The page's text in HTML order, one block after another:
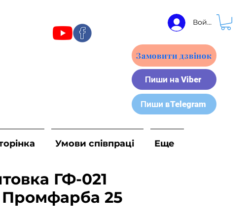
Пиши вTelegram
Пиши на Viber
Замовити дзвінок
Умови співпраці Еще
Войти
ГФ-021
Промфарба 25